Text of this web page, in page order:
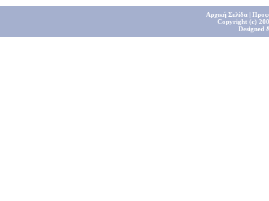
Αρχική Σελίδα|
Copyright (c)
Designed